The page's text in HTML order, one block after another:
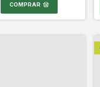
COMPRAR